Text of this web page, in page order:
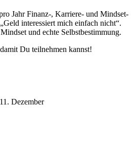
Jahr Finanz-, Karriere- und Mindset-
interessiert mich einfach nicht“.
und echte Selbstbestimmung.
Du teilnehmen kannst!
11. Dezember